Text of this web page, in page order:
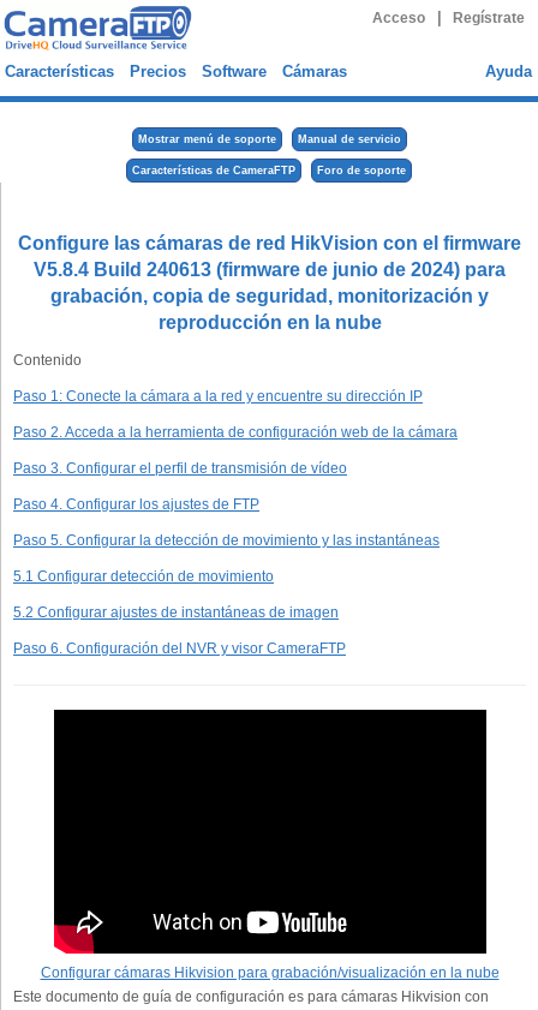
Acceso Regístrate
Características Precios Software Cámaras Ayuda
Mostrar menú de soporte Manual de servicio
Características de CameraFTP Foro de soporte
Configure las cámaras de red HikVision con el firmware
V5.8.4 Build 240613 (firmware de junio de 2024) para
grabación, copia de seguridad, monitorización y
reproducción en la nube
Contenido
Paso 1: Conecte la cámara a la red y encuentre su dirección IP
Paso 2. Acceda a la herramienta de configuración web de la cámara
Paso 3. Configurar el perfil de transmisión de vídeo
Paso 4. Configurar los ajustes de FTP
Paso 5. Configurar la detección de movimiento y las instantáneas
5.1 Configurar detección de movimiento
5.2 Configurar ajustes de instantáneas de imagen
Paso 6. Configuración del NVR y visor CameraFTP
Configurar cámaras Hikvision para grabación/visualización en la nube
Este documento de guía de configuración es para cámaras Hikvision con